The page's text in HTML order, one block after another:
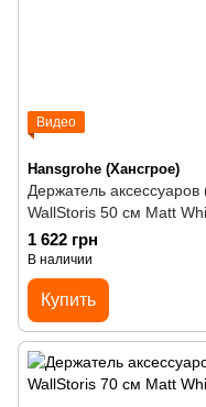
Видео
Hansgrohe (Хансгрое)
Держатель
WallStoris 50 см Matt
1 622 грн
В наличии
Купить